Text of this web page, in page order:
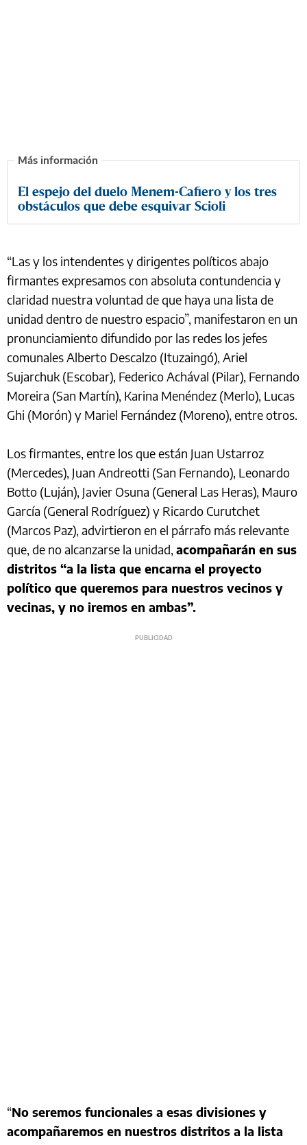
El espejo del duelo Menem-Cafiero y los tres
obstáculos que debe esquivar Scioli
“Las y los intendentes y dirigentes políticos abajo
firmantes expresamos con absoluta contundencia y
claridad nuestra voluntad de que haya una lista de
unidad dentro de nuestro espacio”, manifestaron en un
pronunciamiento difundido por las redes los jefes
comunales Alberto Descalzo (Ituzaingó), Ariel
Sujarchuk (Escobar), Federico Achával (Pilar), Fernando
Moreira (San Martín), Karina Menéndez (Merlo), Lucas
Ghi (Morón) y Mariel Fernández (Moreno), entre otros.
Los firmantes, entre los que están Juan Ustarroz
(Mercedes), Juan Andreotti (San Fernando), Leonardo
Botto (Luján), Javier Osuna (General Las Heras), Mauro
García (General Rodríguez) y Ricardo Curutchet
(Marcos Paz), advirtieron en el párrafo más relevante
que, de no alcanzarse la unidad, acompañarán en sus
distritos “a la lista que encarna el proyecto
político que queremos para nuestros vecinos y
vecinas, y no iremos en ambas”.
“No seremos funcionales a esas divisiones y
acompañaremos en nuestros distritos a la lista